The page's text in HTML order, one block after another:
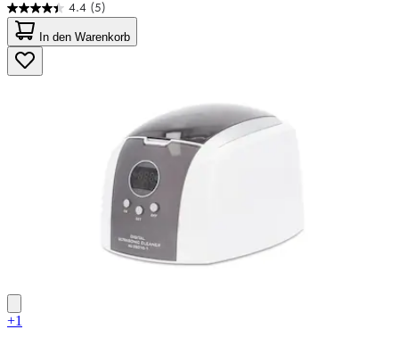
4.4 (5)
4.4
von
5
Sternen.
5
In den Warenkorb
+1